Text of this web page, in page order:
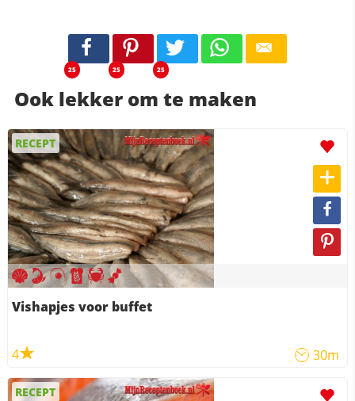
25 25 25
Ook lekker om te maken
RECEPT
Vishapjes voor buffet
4 30m
RECEPT